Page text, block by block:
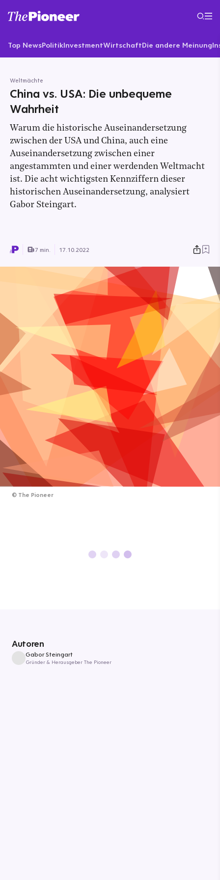
Top NewsPolitikInvestmentWirtschaftDie andere Meinung
Weltmächte
China vs. USA: Die unbequeme
Wahrheit
Warum die historische Auseinandersetzung
zwischen der USA und China, auch eine
Auseinandersetzung zwischen einer
angestammten und einer werdenden Weltmacht
ist. Die acht wichtigsten Kennziffern dieser
historischen Auseinandersetzung, analysiert
Gabor Steingart.
7 min. 17.10.2022
© The Pioneer
Autoren
Gabor Steingart
Gründer & Herausgeber The Pioneer